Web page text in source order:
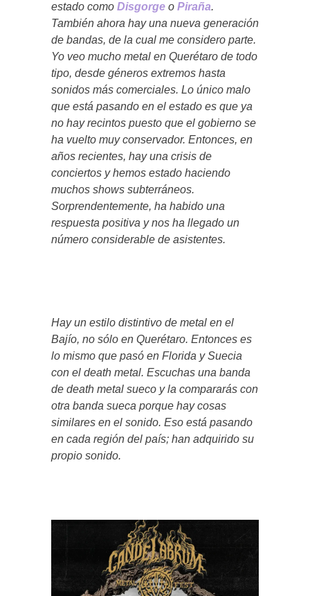
estado como Disgorge o Piraña.
También ahora hay una nueva generación
de bandas, de la cual me considero parte.
Yo veo mucho metal en Querétaro de todo
tipo, desde géneros extremos hasta
sonidos más comerciales. Lo único malo
que está pasando en el estado es que ya
no hay recintos puesto que el gobierno se
ha vuelto muy conservador. Entonces, en
años recientes, hay una crisis de
conciertos y hemos estado haciendo
muchos shows subterráneos.
Sorprendentemente, ha habido una
respuesta positiva y nos ha llegado un
número considerable de asistentes.
Hay un estilo distintivo de metal en el
Bajío, no sólo en Querétaro. Entonces es
lo mismo que pasó en Florida y Suecia
con el death metal. Escuchas una banda
de death metal sueco y la compararás con
otra banda sueca porque hay cosas
similares en el sonido. Eso está pasando
en cada región del país; han adquirido su
propio sonido.